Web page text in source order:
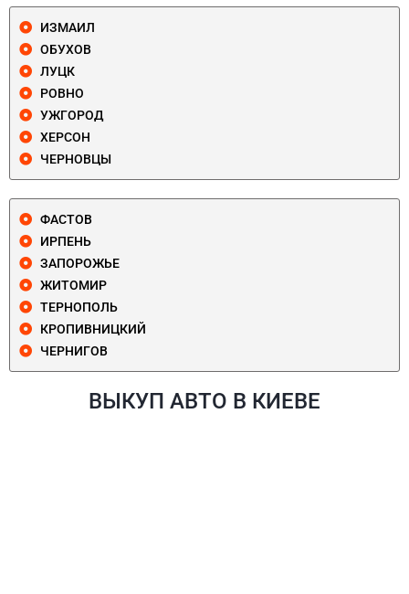
ИЗМАИЛ
ОБУХОВ
ЛУЦК
РОВНО
УЖГОРОД
ХЕРСОН
ЧЕРНОВЦЫ
ФАСТОВ
ИРПЕНЬ
ЗАПОРОЖЬЕ
ЖИТОМИР
ТЕРНОПОЛЬ
КРОПИВНИЦКИЙ
ЧЕРНИГОВ
ВЫКУП АВТО В КИЕВЕ